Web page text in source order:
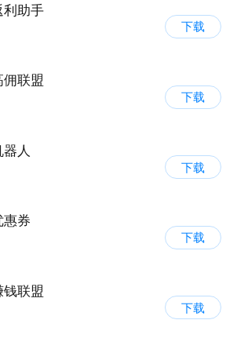
利助手
下载
联盟
下载
人
下载
惠券
下载
联盟
下载